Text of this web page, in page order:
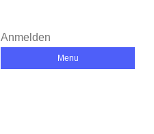
Anmelden
Menu